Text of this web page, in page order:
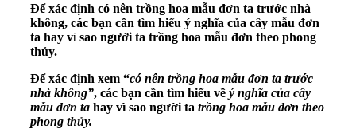
Để xác định có nên trồng hoa mẫu đơn ta trước nhà
không, các bạn cần tìm hiểu ý nghĩa của cây mẫu đơn
ta hay vì sao người ta trồng hoa mẫu đơn theo phong
thủy.
Để xác định xem “có nên trồng hoa mẫu đơn ta trước
nhà không”, các bạn cần tìm hiểu về ý nghĩa của cây
mẫu đơn ta hay vì sao người ta trồng hoa mẫu đơn theo
phong thủy.